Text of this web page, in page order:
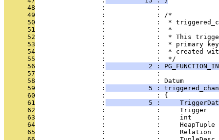
      48
                 :             :
      49
                 :             : /*
      50
:             :  *
      51
                 :             :  *
      52
:             :  * This
      53
:             :  * primary
      54
:             :  * created
      55
                 :             :  */
      56
                 :
2 :
      57
                 :             :
      58
                 :             : Datum
      59
                 :
5 :
      60
                 :             : {
      61
                 :
5 :
      62
:             :     Trigger
      63
:             :     int
      64
:             :     HeapTuple
      65
:             :     Relation